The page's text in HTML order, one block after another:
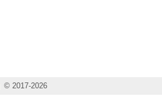
© 2017-2026